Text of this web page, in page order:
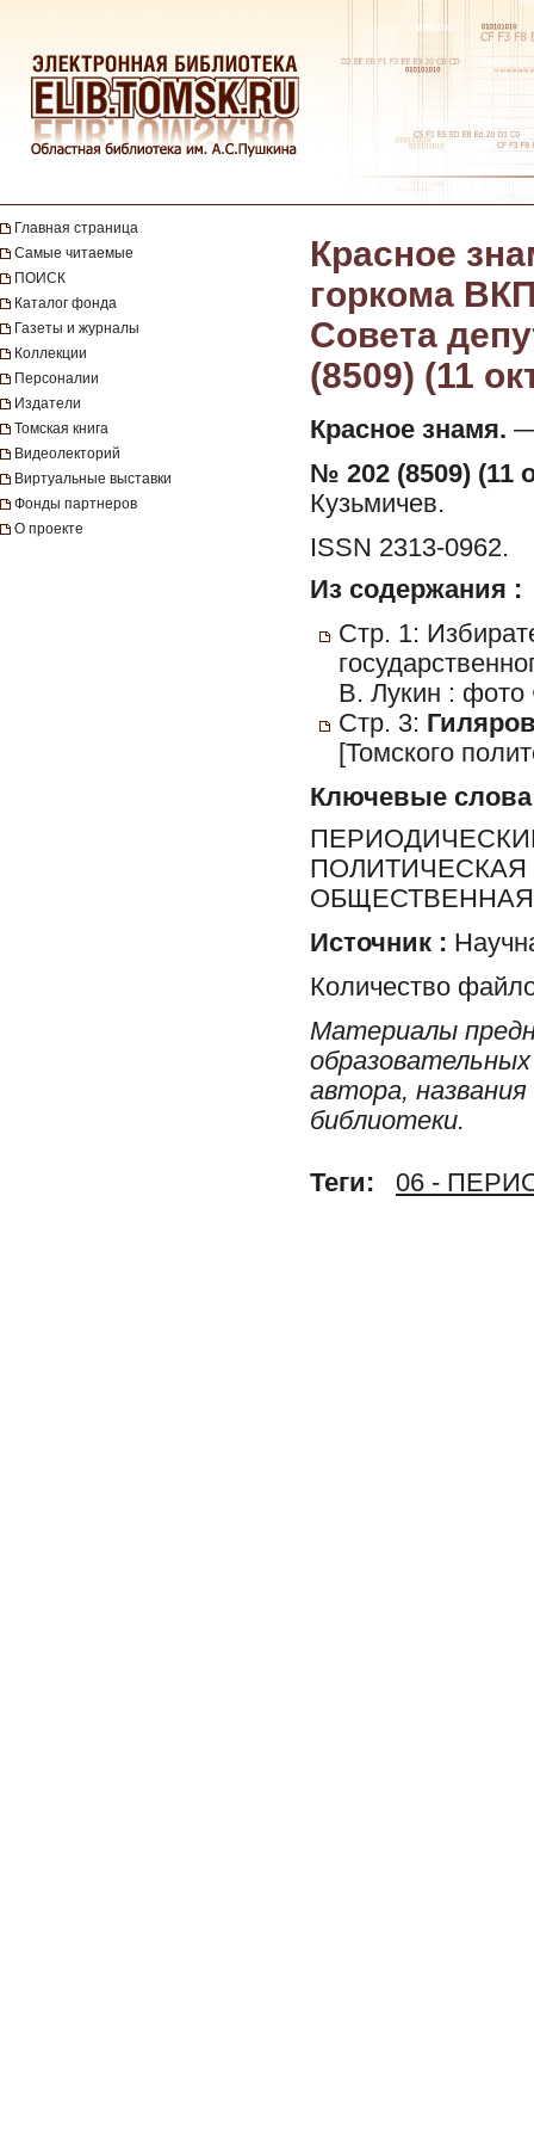
Главная страница
Самые читаемые
ПОИСК
Каталог фонда
Газеты и журналы
Коллекции
Персоналии
Издатели
Томская книга
Видеолекторий
Виртуальные выставки
Фонды партнеров
О проекте
Красное
горкома
Совета
(8509) (11
Красное знамя. —
№ 202 (8509) (11
Кузьмичев.
ISSN 2313-0962.
Из содержания :
Стр. 1:
В. Лукин : фото
Стр. 3:
[Томского
Ключевые слова
Источник :
Количество
Материалы
автора,
библиотеки.
Теги: 06 -